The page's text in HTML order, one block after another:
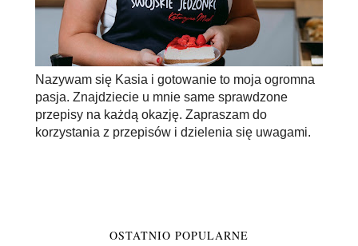
Nazywam się Kasia i gotowanie to moja ogromna
pasja. Znajdziecie u mnie same sprawdzone
przepisy na każdą okazję. Zapraszam do
korzystania z przepisów i dzielenia się uwagami.
OSTATNIO POPULARNE